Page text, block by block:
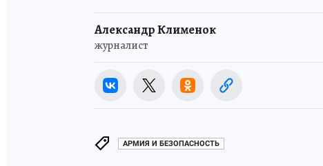
Александр Клименок
журналист
АРМИЯ И БЕЗОПАСНОСТЬ